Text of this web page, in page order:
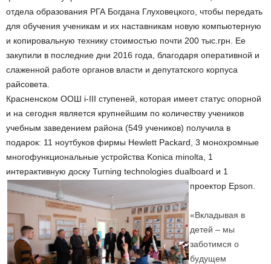
отдела образования РГА Богдана Глуховецкого, чтобы передать
для обучения ученикам и их наставникам новую компьютерную
и копировальную технику стоимостью почти 200 тыс.грн. Ее
закупили в последние дни 2016 года, благодаря оперативной и
слаженной работе органов власти и депутатского корпуса
райсовета.
Красненском ООШ i-III ступеней, которая имеет статус опорной
и на сегодня является крупнейшим по количеству учеников
учебным заведением района (549 учеников) получила в
подарок: 11 ноутбуков фирмы Hewlett Packard, 3 монохромные
многофункциональные устройства Konica minolta, 1
интерактивную доску Turning technologies dualboard и 1
проектор Epson.
«Вкладывая в
детей – мы
заботимся о
будущем